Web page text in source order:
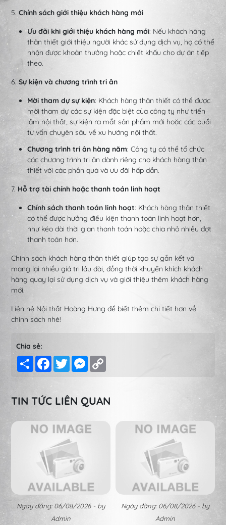
5.Chính sách giới thiệu khách hàng mới
Ưu đãi khi giới thiệu khách hàng mới: Nếu khách hàng
thân thiết giới thiệu người khác sử dụng dịch vụ, họ có thể
nhận được khoản thưởng hoặc chiết khấu cho dự án tiếp
theo.
6.Sự kiện và chương trình tri ân
Mời tham dự sự kiện: Khách hàng thân thiết có thể được
mời tham dự các sự kiện đặc biệt của công ty như triển
lãm nội thất, sự kiện ra mắt sản phẩm mới hoặc các buổi
tư vấn chuyên sâu về xu hướng nội thất.
Chương trình tri ân hàng năm: Công ty có thể tổ chức
các chương trình tri ân dành riêng cho khách hàng thân
thiết với các phần quà và ưu đãi hấp dẫn.
7. Hỗ trợ tài chính hoặc thanh toán linh hoạt
Chính sách thanh toán linh hoạt: Khách hàng thân thiết
có thể được hưởng điều kiện thanh toán linh hoạt hơn,
như kéo dài thời gian thanh toán hoặc chia nhỏ nhiều đợt
thanh toán hơn.
Chính sách khách hàng thân thiết giúp tạo sự gắn kết và
mang lại nhiều giá trị lâu dài, đồng thời khuyến khích khách
hàng quay lại sử dụng dịch vụ và giới thiệu thêm khách hàng
mới.
Liên hệ Nội thất Hoàng Hưng để biết thêm chi tiết hơn về
chính sách nhé!
Chia sẻ:
Share Facebook
TwitterMessenger
TIN TỨC LIÊN QUAN
Ngày đăng: 06/08/2026 - by
Admin
Ngày đăng: 06/08/2026 - by
Admin